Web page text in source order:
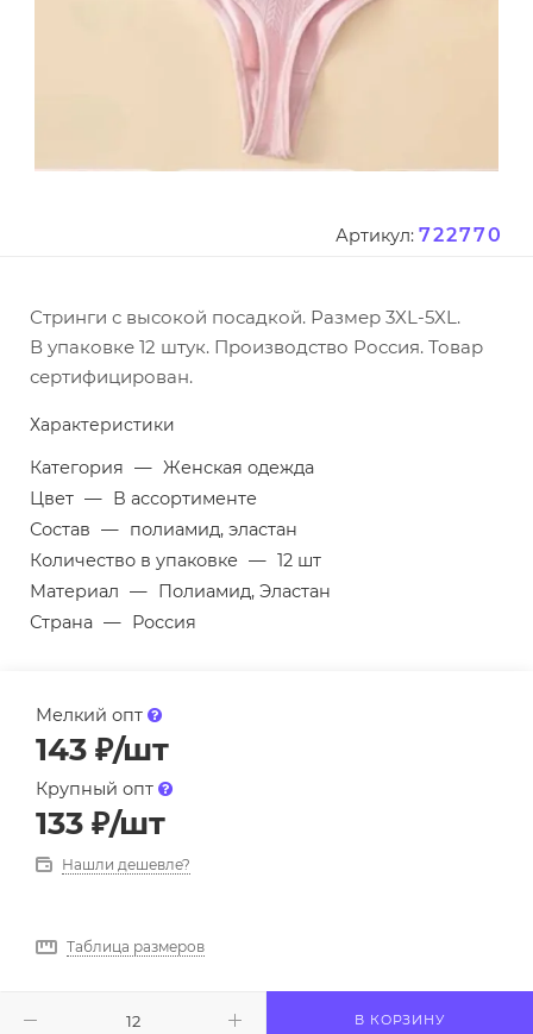
Артикул: 722770
Стринги с высокой посадкой. Размер 3XL-5XL.
В упаковке 12 штук. Производство Россия. Товар
сертифицирован.
Характеристики
Категория — Женская одежда
Цвет — В ассортименте
Состав — полиамид, эластан
Количество в упаковке — 12 шт
Материал — Полиамид, Эластан
Страна — Россия
Мелкий опт
143 ₽/шт
Крупный опт
133 ₽/шт
Нашли дешевле?
Таблица размеров
В КОРЗИНУ